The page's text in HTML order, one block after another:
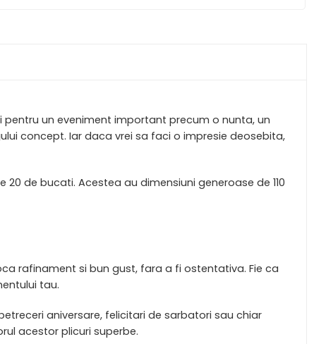
un eveniment important precum o nunta, un
concept. Iar daca vrei sa faci o impresie deosebita,
de bucati. Acestea au dimensiuni generoase de 110
rafinament si bun gust, fara a fi ostentativa. Fie ca
tau.
aniversare, felicitari de sarbatori sau chiar
acestor plicuri superbe.